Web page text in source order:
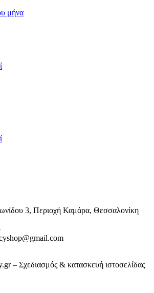
μήνα
3, Περιοχή Καμάρα, Θεσσαλονίκη
– Σχεδιασμός & κατασκευή ιστοσελίδας